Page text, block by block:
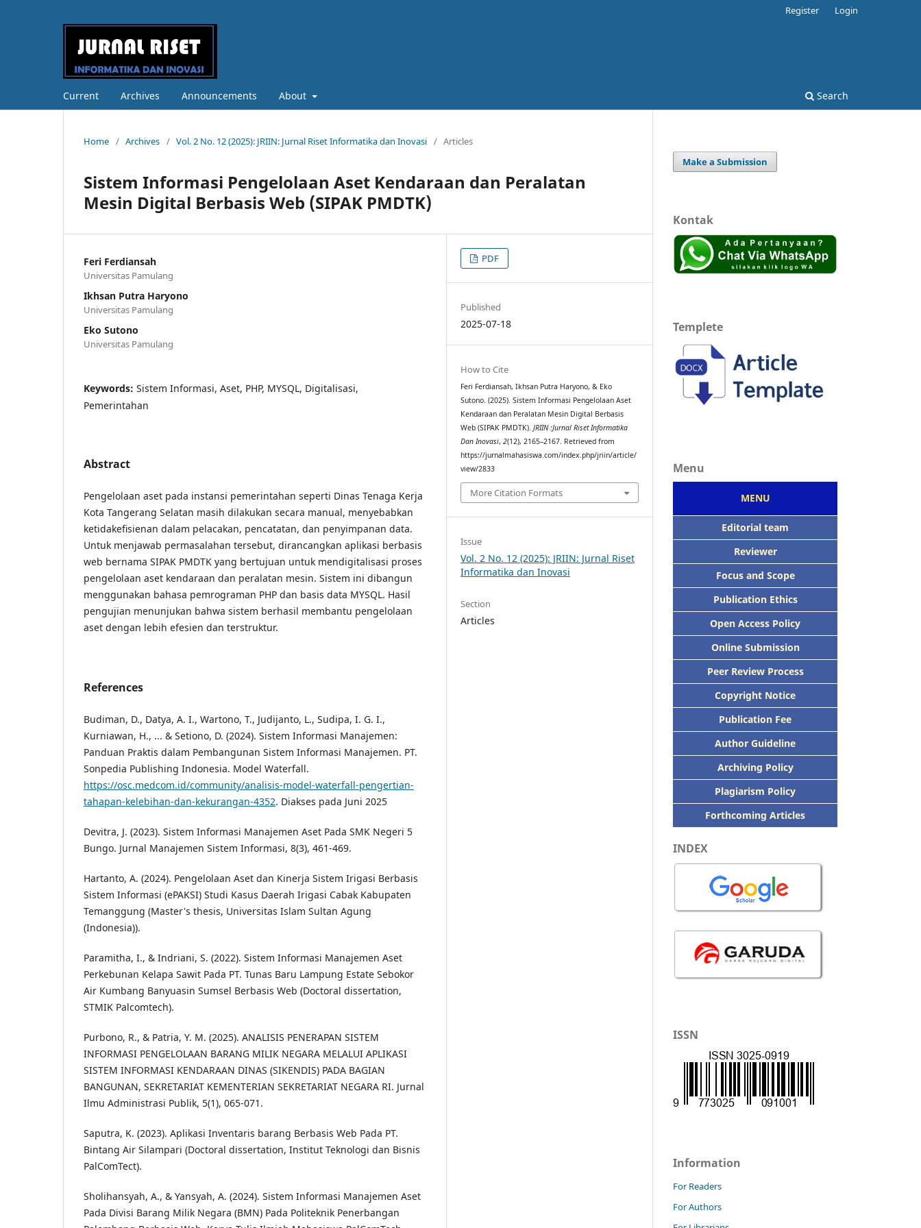
Current Archives Announcements About Search
Register Login
Home / Archives / Vol. 2 No. 12 (2025): JRIIN: Jurnal Riset Informatika dan Inovasi / Articles
Sistem Informasi Pengelolaan Aset Kendaraan dan Peralatan
Mesin Digital Berbasis Web (SIPAK PMDTK)
Feri Ferdiansah
Universitas Pamulang
Ikhsan Putra Haryono
Universitas Pamulang
Eko Sutono
Universitas Pamulang
Keywords: Sistem Informasi, Aset, PHP, MYSQL, Digitalisasi,
Pemerintahan
Abstract
Pengelolaan aset pada instansi pemerintahan seperti Dinas Tenaga Kerja
Kota Tangerang Selatan masih dilakukan secara manual, menyebabkan
ketidakefisienan dalam pelacakan, pencatatan, dan penyimpanan data.
Untuk menjawab permasalahan tersebut, dirancangkan aplikasi berbasis
web bernama SIPAK PMDTK yang bertujuan untuk mendigitalisasi proses
pengelolaan aset kendaraan dan peralatan mesin. Sistem ini dibangun
menggunakan bahasa pemrograman PHP dan basis data MYSQL. Hasil
pengujian menunjukan bahwa sistem berhasil membantu pengelolaan
aset dengan lebih efesien dan terstruktur.
References
Budiman, D., Datya, A. I., Wartono, T., Judijanto, L., Sudipa, I. G. I.,
Kurniawan, H., ... & Setiono, D. (2024). Sistem Informasi Manajemen:
Panduan Praktis dalam Pembangunan Sistem Informasi Manajemen. PT.
Sonpedia Publishing Indonesia. Model Waterfall.
https://osc.medcom.id/community/analisis-model-waterfall-pengertian-
tahapan-kelebihan-dan-kekurangan-4352. Diakses pada Juni 2025
Devitra, J. (2023). Sistem Informasi Manajemen Aset Pada SMK Negeri 5
Bungo. Jurnal Manajemen Sistem Informasi, 8(3), 461-469.
Hartanto, A. (2024). Pengelolaan Aset dan Kinerja Sistem Irigasi Berbasis
Sistem Informasi (ePAKSI) Studi Kasus Daerah Irigasi Cabak Kabupaten
Temanggung (Master's thesis, Universitas Islam Sultan Agung
(Indonesia)).
Paramitha, I., & Indriani, S. (2022). Sistem Informasi Manajemen Aset
Perkebunan Kelapa Sawit Pada PT. Tunas Baru Lampung Estate Sebokor
Air Kumbang Banyuasin Sumsel Berbasis Web (Doctoral dissertation,
STMIK Palcomtech).
Purbono, R., & Patria, Y. M. (2025). ANALISIS PENERAPAN SISTEM
INFORMASI PENGELOLAAN BARANG MILIK NEGARA MELALUI APLIKASI
SISTEM INFORMASI KENDARAAN DINAS (SIKENDIS) PADA BAGIAN
BANGUNAN, SEKRETARIAT KEMENTERIAN SEKRETARIAT NEGARA RI. Jurnal
Ilmu Administrasi Publik, 5(1), 065-071.
Saputra, K. (2023). Aplikasi Inventaris barang Berbasis Web Pada PT.
Bintang Air Silampari (Doctoral dissertation, Institut Teknologi dan Bisnis
PalComTect).
Sholihansyah, A., & Yansyah, A. (2024). Sistem Informasi Manajemen Aset
Pada Divisi Barang Milik Negara (BMN) Pada Politeknik Penerbangan
PDF
Published
2025-07-18
How to Cite
Feri Ferdiansah, Ikhsan Putra Haryono, & Eko
Sutono. (2025). Sistem Informasi Pengelolaan Aset
Kendaraan dan Peralatan Mesin Digital Berbasis
Web (SIPAK PMDTK).JRIIN :Jurnal Riset Informatika
Dan Inovasi,2(12), 2165–2167. Retrieved from
https://jurnalmahasiswa.com/index.php/jriin/article/
view/2833
More Citation Formats
Issue
Vol. 2 No. 12 (2025): JRIIN: Jurnal Riset
Informatika dan Inovasi
Section
Articles
Make a Submission
Kontak
Templete
Menu
MENU
Editorial team
Reviewer
Focus and Scope
Publication Ethics
Open Access Policy
Online Submission
Peer Review Process
Copyright Notice
Publication Fee
Author Guideline
Archiving Policy
Plagiarism Policy
Forthcoming Articles
INDEX
ISSN
Information
For Readers
For Authors